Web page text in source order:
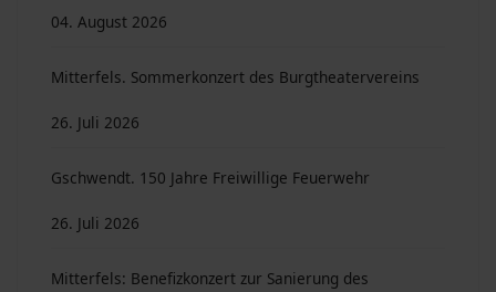
04. August 2026
Mitterfels. Sommerkonzert des Burgtheatervereins
26. Juli 2026
Gschwendt. 150 Jahre Freiwillige Feuerwehr
26. Juli 2026
Mitterfels: Benefizkonzert zur Sanierung des